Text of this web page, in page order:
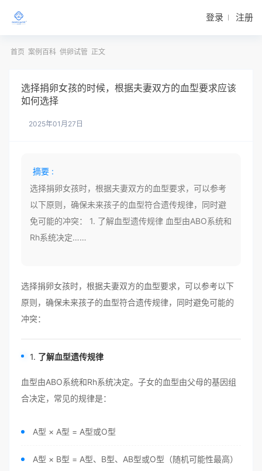
登录 注册
首页 案例百科 供卵试管 正文
选择捐卵女孩的时候，根据夫妻双方的血型要求应该
如何选择
2025年01月27日
摘要 :
选择捐卵女孩时，根据夫妻双方的血型要求，可以参考
以下原则，确保未来孩子的血型符合遗传规律，同时避
免可能的冲突： 1. 了解血型遗传规律 血型由ABO系统和
Rh系统决定……
选择捐卵女孩时，根据夫妻双方的血型要求，可以参考以下
原则，确保未来孩子的血型符合遗传规律，同时避免可能的
冲突：
1. 了解血型遗传规律
血型由ABO系统和Rh系统决定。子女的血型由父母的基因组
合决定，常见的规律是：
A型 × A型 = A型或O型
A型 × B型 = A型、B型、AB型或O型（随机可能性最高）